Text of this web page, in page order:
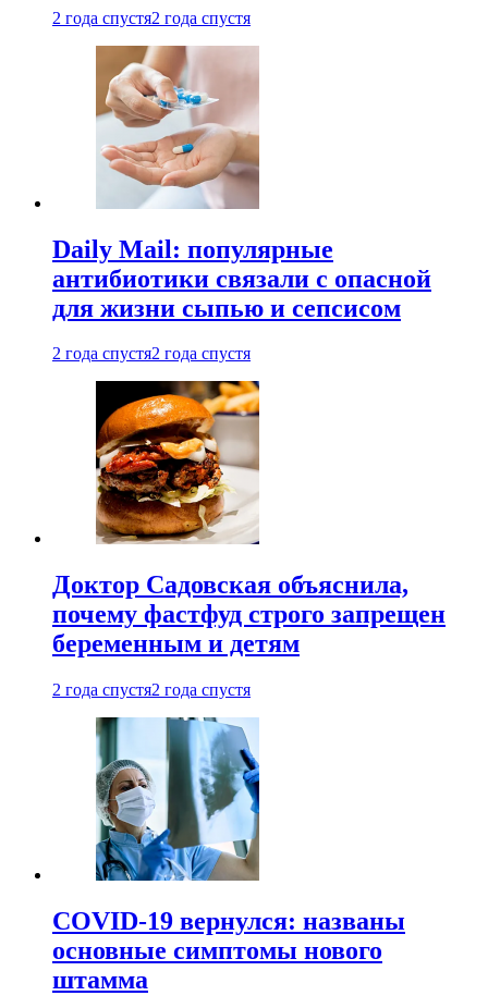
2 года спустя2 года спустя
Daily Mail: популярные
антибиотики связали с опасной
для жизни сыпью и сепсисом
2 года спустя2 года спустя
Доктор Садовская объяснила,
почему фастфуд строго запрещен
беременным и детям
2 года спустя2 года спустя
COVID-19 вернулся: названы
основные симптомы нового
штамма